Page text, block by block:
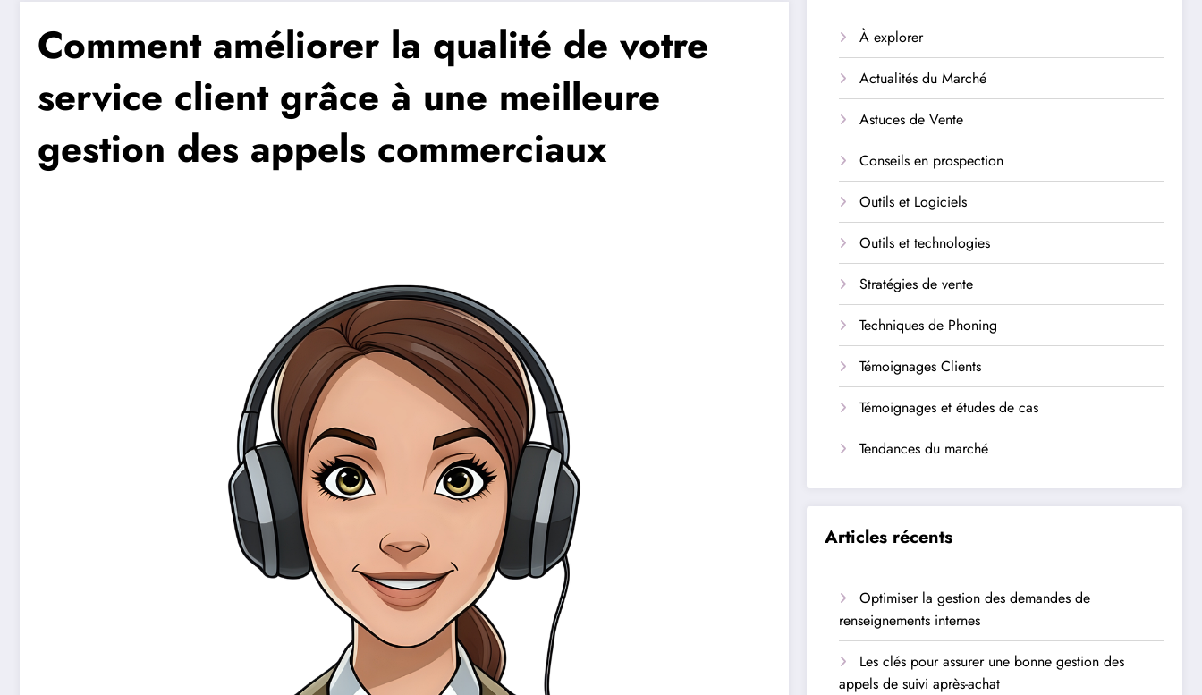
Comment améliorer la qualité de votre
service client grâce à une meilleure
gestion des appels commerciaux
À explorer
Actualités du Marché
Astuces de Vente
Conseils en prospection
Outils et Logiciels
Outils et technologies
Stratégies de vente
Techniques de Phoning
Témoignages Clients
Témoignages et études de cas
Tendances du marché
Articles récents
Optimiser la gestion des demandes de
renseignements internes
Les clés pour assurer une bonne gestion des
appels de suivi après-achat